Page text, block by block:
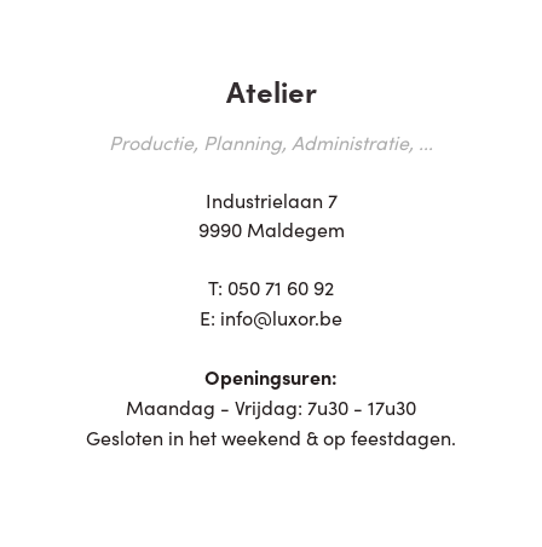
Atelier
Productie, Planning, Administratie, ...
Industrielaan 7
9990 Maldegem
T: 050 71 60 92
E: info@luxor.be
Openingsuren:
Maandag - Vrijdag: 7u30 - 17u30
Gesloten in het weekend & op feestdagen.